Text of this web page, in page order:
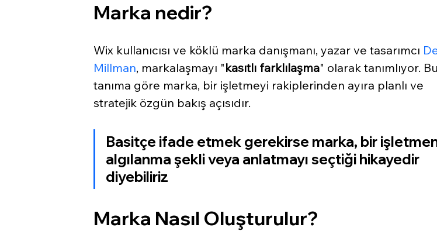
Marka nedir?
Wix kullanıcısı ve köklü marka danışmanı, yazar ve tasarımcı
Millman, markalaşmayı "kasıtlı farklılaşma" olarak tanımlıyor. Bu
tanıma göre marka, bir işletmeyi rakiplerinden ayıra planlı ve
stratejik özgün bakış açısıdır.
Basitçe ifade etmek gerekirse marka, bir
algılanma şekli veya anlatmayı seçtiği hikayedir
diyebiliriz
Marka Nasıl Oluşturulur?